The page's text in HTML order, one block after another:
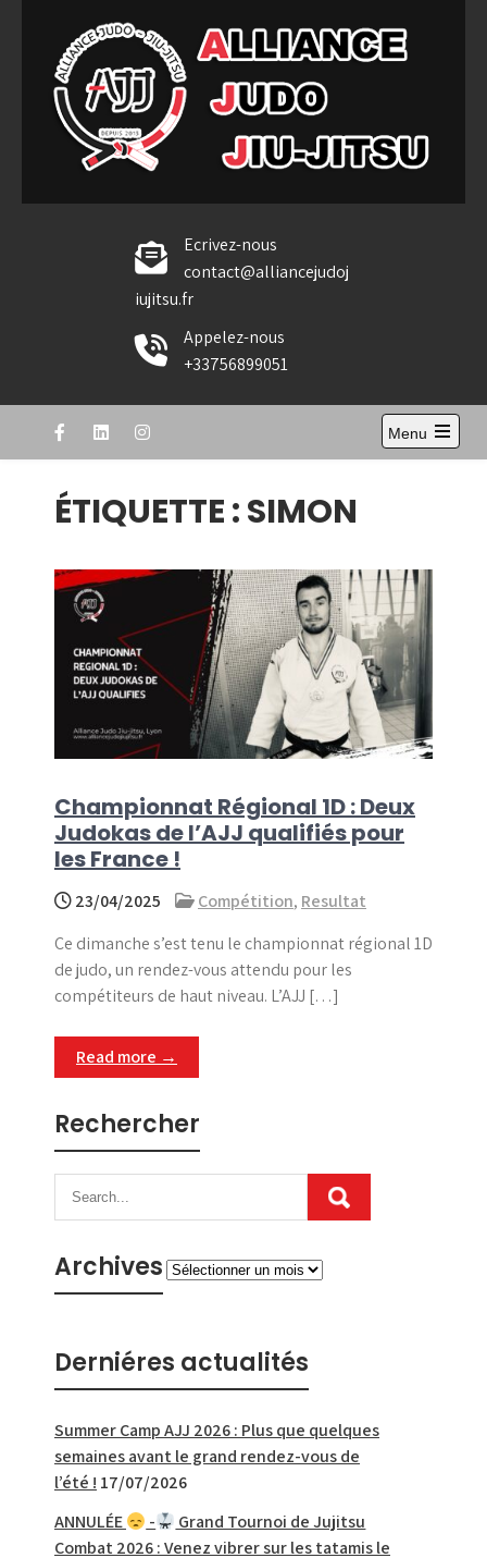
content
Alliance Judo Jiu-jitsu
Ecrivez-nous
contact@alliancejudoj
iujitsu.fr
Appelez-nous
+33756899051
Menu
Open
ÉTIQUETTE :SIMON
Championnat Régional 1D : Deux
Judokas de l’AJJ qualifiés pour
les France !
23/04/2025 Compétition, Resultat
Ce dimanche s’est tenu le championnat régional 1D
de judo, un rendez-vous attendu pour les
compétiteurs de haut niveau. L’AJJ […]
Read more →
Rechercher
ArchivesArchives
Derniéres actualités
Summer Camp AJJ 2026 : Plus que quelques
semaines avant le grand rendez-vous de
l’été ! 17/07/2026
ANNULÉE
-
Grand Tournoi de Jujitsu
Combat 2026 : Venez vibrer sur les tatamis le